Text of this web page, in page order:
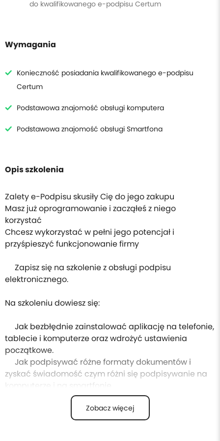
do kwalifikowanego e-podpisu Certum
Wymagania
Konieczność posiadania kwalifikowanego e-podpisu
Certum
Podstawowa znajomość obsługi komputera
Podstawowa znajomość obsługi Smartfona
Opis szkolenia
Zalety e-Podpisu skusiły Cię do jego zakupu
Masz już oprogramowanie i zacząłeś z niego
korzystać
Chcesz wykorzystać w pełni jego potencjał i
przyśpieszyć funkcjonowanie firmy
Zapisz się na szkolenie z obsługi podpisu
elektronicznego.
Na szkoleniu dowiesz się:
Jak bezbłędnie zainstalować aplikację na telefonie,
tablecie i komputerze oraz wdrożyć ustawienia
początkowe.
Jak podpisywać różne formaty dokumentów i
zyskać świadomość czym różni się podpisywanie na
komputerze i na smartfonie.
Jak wygląda procedura podpisu w
najpopularniejszym programie Adobe, nanoszenie
faksymile, sprawdzanie czasu sygnatury.
Zobacz więcej